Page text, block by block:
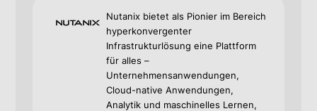
Nutanix bietet als Pionier im Bereich
hyperkonvergenter
Infrastrukturlösung eine Plattform
für alles –
Unternehmensanwendungen,
Cloud-native Anwendungen,
Analytik und maschinelles Lernen,